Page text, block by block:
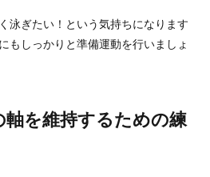
ーブを使った腹筋運動は女性にも
筋運動ですが、女性でも手軽にできるのかど
気になっ...
泳ぎたい！という気持ちになります
もしっかりと準備運動を行いましょ
軸を維持するための練